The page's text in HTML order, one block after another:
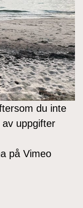
du inte
uppgifter
på Vimeo